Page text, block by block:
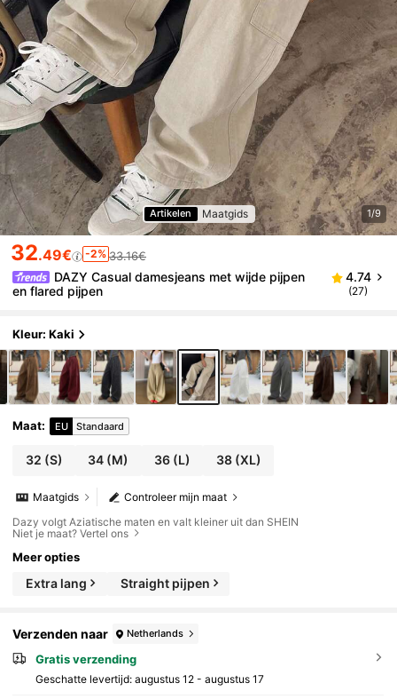
Artikelen Maatgids 1/9
32.49€ -2% 33.16€
DAZY Casual damesjeans met wijde pijpen
en flared pijpen
4.74
(27)
Kleur: Kaki
Maat: EU Standaard
32 (S) 34 (M) 36(L) 38(XL)
Controleer mijn maat
Maatgids
Dazy volgt Aziatische maten en valt kleiner uit dan SHEIN
Niet je maat? Vertel ons
Meer opties
Extra lang Straight pijpen
Verzenden naar Netherlands
Gratis verzending
Geschatte levertijd: augustus 12 - augustus 17